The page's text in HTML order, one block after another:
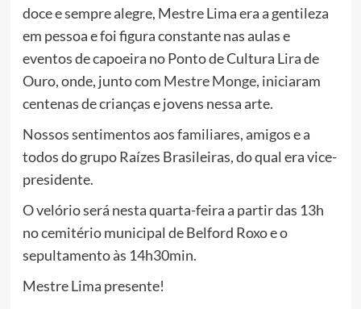
doce e sempre alegre, Mestre Lima era a gentileza
em pessoa e foi figura constante nas aulas e
eventos de capoeira no Ponto de Cultura Lira de
Ouro, onde, junto com Mestre Monge, iniciaram
centenas de crianças e jovens nessa arte.
Nossos sentimentos aos familiares, amigos e a
todos do grupo Raízes Brasileiras, do qual era vice-
presidente.
O velório será nesta quarta-feira a partir das 13h
no cemitério municipal de Belford Roxo e o
sepultamento às 14h30min.
Mestre Lima presente!